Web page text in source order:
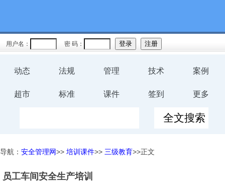
用户名： 密 码：
动态 法规 管理 技术 案例
超市 标准 课件 签到 更多
规程
预案
评价
生
环保
导航： 安全管理网>> 培训课件>> 三级教育>>正文
员工车间安全生产培训